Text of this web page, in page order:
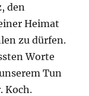
den
Heimat
zu dürfen.
Worte
Tun
Koch.